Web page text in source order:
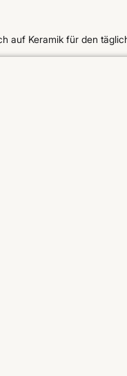
auf Keramik für den